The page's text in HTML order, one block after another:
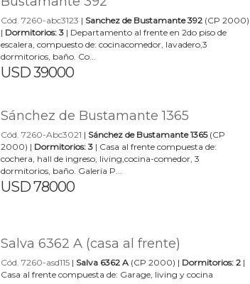
Cód. 7260-abc3123 | Sanchez de Bustamante 392 (CP 2000)
| Dormitorios: 3 | Departamento al frente en 2do piso de
escalera, compuesto de: cocinacomedor, lavadero,3
dormitorios, baño. Co...
USD 39000
Sánchez de Bustamante 1365
Cód. 7260-Abc3021 | Sánchez de Bustamante 1365(CP
2000) | Dormitorios: 3 | Casa al frente compuesta de:
cochera, hall de ingreso, living,cocina-comedor, 3
dormitorios, baño. Galería P...
USD 78000
Salva 6362 A (casa al frente)
Cód. 7260-asd115 | Salva 6362 A (CP 2000) | Dormitorios: 2 |
Casa al frente compuesta de: Garage, living y cocina